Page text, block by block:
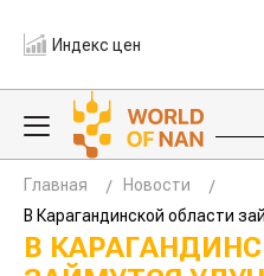
Индекс цен
Главная
Новости
В Карагандинской области
В